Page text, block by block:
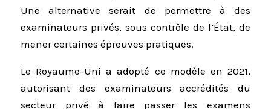
Une alternative serait de permettre à des
examinateurs privés, sous contrôle de l’État, de
mener certaines épreuves pratiques.
Le Royaume-Uni a adopté ce modèle en 2021,
autorisant des examinateurs accrédités du
secteur privé à faire passer les examens